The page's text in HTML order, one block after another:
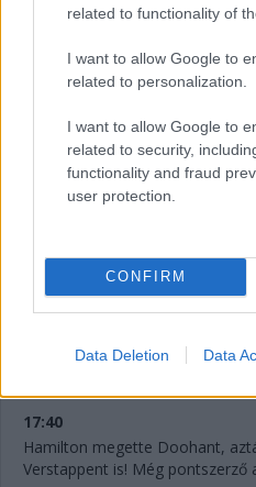
related to functionality of
I want to allow Google to
related to personalization.
I want to allow Google to
related to security,
functionality and fraud
user protection.
CONFIRM
Data Deletion Data
17:41
fiataloknak.
17:40
Hamilton megette Doohant,
Verstappent is! Még pontszerző